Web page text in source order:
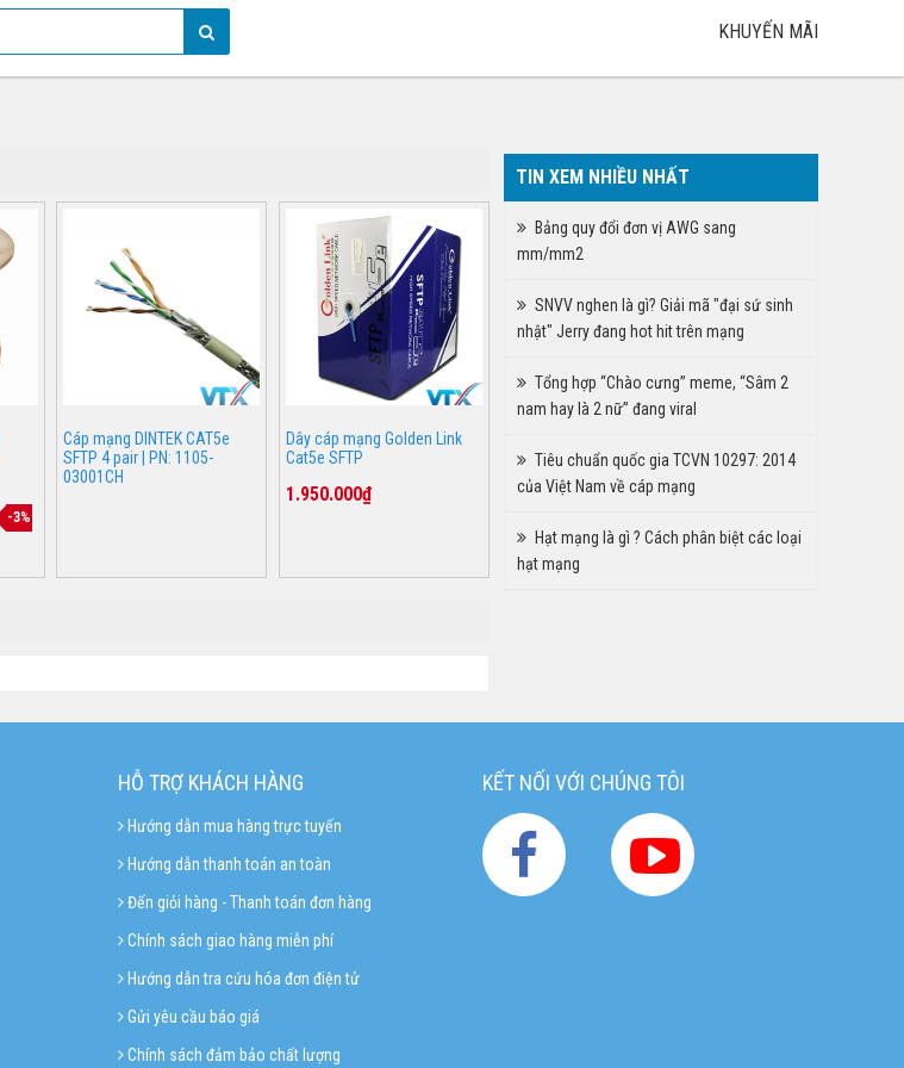
KHUYẾN MÃI
-3%
Cáp mạng DINTEK CAT5e
SFTP 4 pair | PN: 1105-
03001CH
Dây cáp mạng Golden Link
Cat5e SFTP
1.950.000₫
TIN XEM NHIỀU NHẤT
Bảng quy đổi đơn vị AWG sang
mm/mm2
SNVV nghen là gì? Giải mã "đại sứ sinh
nhật" Jerry đang hot hit trên mạng
Tổng hợp “Chào cưng” meme, “Sâm 2
nam hay là 2 nữ” đang viral
Tiêu chuẩn quốc gia TCVN 10297: 2014
của Việt Nam về cáp mạng
Hạt mạng là gì ? Cách phân biệt các loại
hạt mạng
HỖ TRỢ KHÁCH HÀNG
Hướng dẫn mua hàng trực tuyến
Hướng dẫn thanh toán an toàn
Đến giỏi hàng - Thanh toán đơn hàng
Chính sách giao hàng miễn phí
Hướng dẫn tra cứu hóa đơn điện tử
Gửi yêu cầu báo giá
Chính sách đảm bảo chất lượng
KẾT NỐI VỚI CHÚNG TÔI